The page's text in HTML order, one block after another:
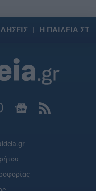
Η ΠΑΙΔΕΙΑ